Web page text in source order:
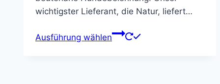
wichtigster Lieferant, die Natur, liefert…
Ausführung wählen
Dieses